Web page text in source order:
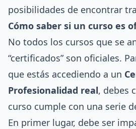
posibilidades de encontrar
Cómo saber si un curso es
No todos los cursos que se
“certificados” son oficiales.
que estás accediendo a un
Profesionalidad real, debes
curso cumple con una serie
En primer lugar, debe ser